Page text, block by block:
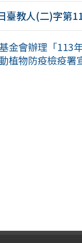
臺教人(二)字第
金會辦理「113
植物防疫檢疫署